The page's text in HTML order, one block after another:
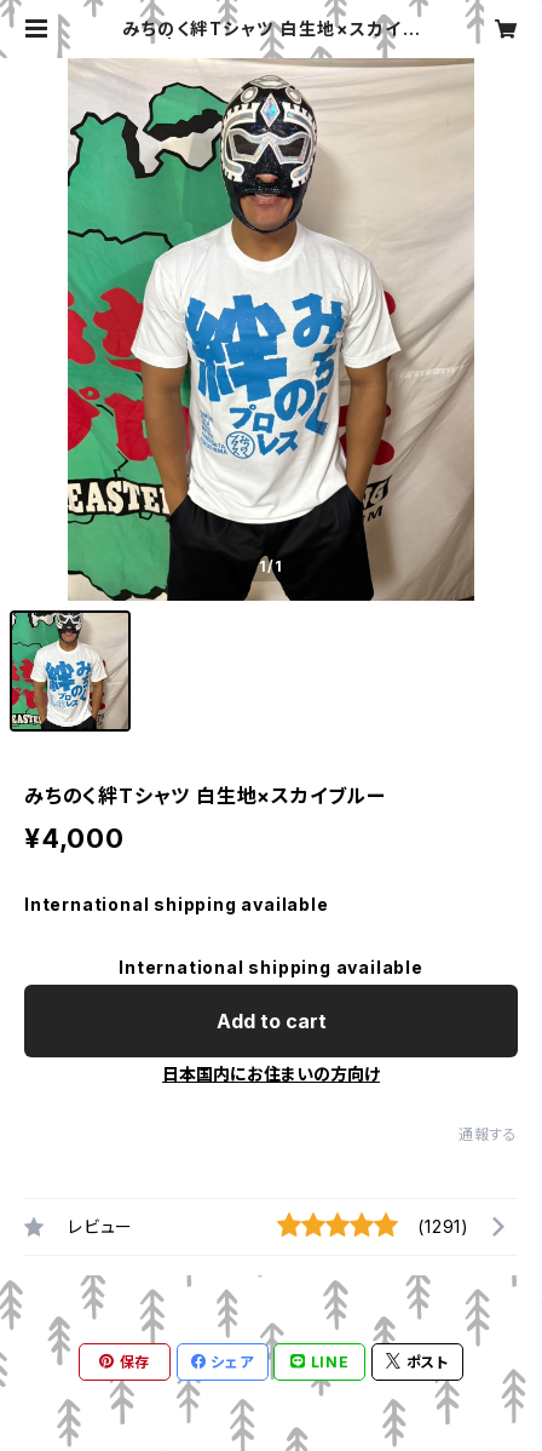
みちのく絆Tシャツ 白生地×スカイブ
ルー | みちのくプロレス「プロレスグ
ッズ屋」オンラインショップ
1/1
みちのく絆Tシャツ 白生地×スカイブルー
¥4,000
International shipping available
International shipping available
Add to cart
日本国内にお住まいの方向け
通報する
レビュー (1291)
保存 シェア LINE ポスト